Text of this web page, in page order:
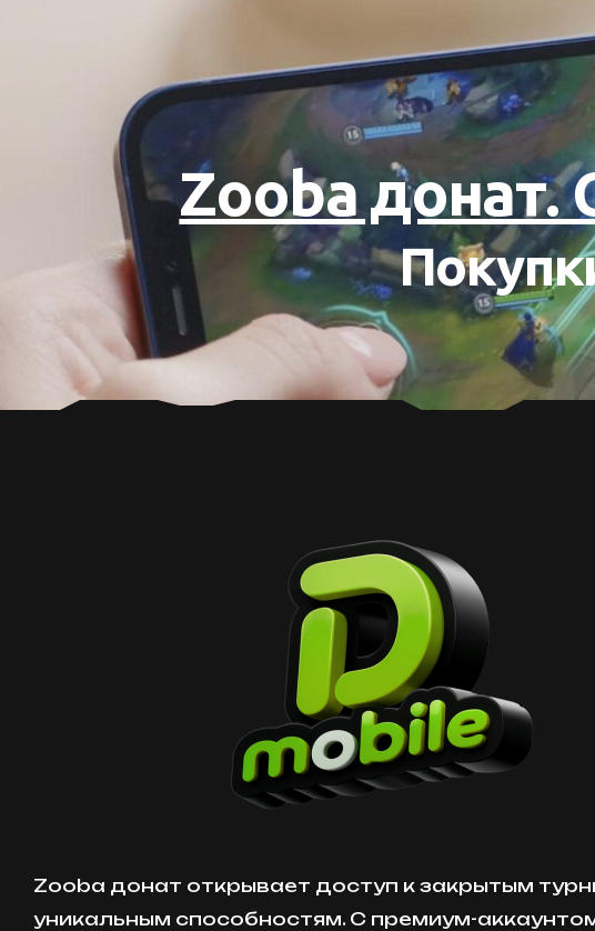
Zooba донат.
Zooba донат открывает доступ к закрытым
уникальным способностям. С премиум-